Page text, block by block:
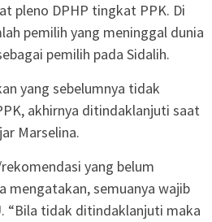
pleno DPHP tingkat PPK. Di
pemilih yang meninggal dunia
pemilih pada Sidalih.
yang sebelumnya tidak
akhirnya ditindaklanjuti saat
Marselina.
yang belum
mengatakan, semuanya wajib
“Bila tidak ditindaklanjuti maka